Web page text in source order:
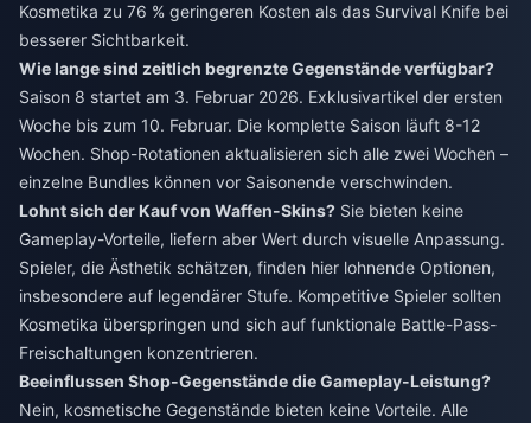
Kosmetika zu 76 % geringeren Kosten als das Survival Knife bei
besserer Sichtbarkeit.
Wie lange sind zeitlich begrenzte Gegenstände verfügbar?
Saison 8 startet am 3. Februar 2026. Exklusivartikel der ersten
Woche bis zum 10. Februar. Die komplette Saison läuft 8-12
Wochen. Shop-Rotationen aktualisieren sich alle zwei Wochen –
einzelne Bundles können vor Saisonende verschwinden.
Lohnt sich der Kauf von Waffen-Skins? Sie bieten keine
Gameplay-Vorteile, liefern aber Wert durch visuelle Anpassung.
Spieler, die Ästhetik schätzen, finden hier lohnende Optionen,
insbesondere auf legendärer Stufe. Kompetitive Spieler sollten
Kosmetika überspringen und sich auf funktionale Battle-Pass-
Freischaltungen konzentrieren.
Beeinflussen Shop-Gegenstände die Gameplay-Leistung?
Nein, kosmetische Gegenstände bieten keine Vorteile. Alle